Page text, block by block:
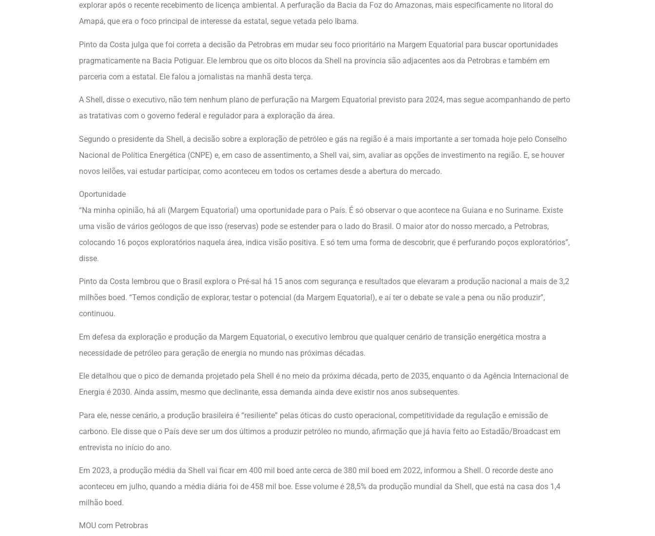
explorar após o recente recebimento de licença ambiental. A perfuração da Bacia da Foz do Amazonas, mais especificamente no litoral do
Amapá, que era o foco principal de interesse da estatal, segue vetada pelo Ibama.
Pinto da Costa julga que foi correta a decisão da Petrobras em mudar seu foco prioritário na Margem Equatorial para buscar oportunidades
pragmaticamente na Bacia Potiguar. Ele lembrou que os oito blocos da Shell na província são adjacentes aos da Petrobras e também em
parceria com a estatal. Ele falou a jornalistas na manhã desta terça.
A Shell, disse o executivo, não tem nenhum plano de perfuração na Margem Equatorial previsto para 2024, mas segue acompanhando de perto
as tratativas com o governo federal e regulador para a exploração da área.
Segundo o presidente da Shell, a decisão sobre a exploração de petróleo e gás na região é a mais importante a ser tomada hoje pelo Conselho
Nacional de Política Energética (CNPE) e, em caso de assentimento, a Shell vai, sim, avaliar as opções de investimento na região. E, se houver
novos leilões, vai estudar participar, como aconteceu em todos os certames desde a abertura do mercado.
Oportunidade
“Na minha opinião, há ali (Margem Equatorial) uma oportunidade para o País. É só observar o que acontece na Guiana e no Suriname. Existe
uma visão de vários geólogos de que isso (reservas) pode se estender para o lado do Brasil. O maior ator do nosso mercado, a Petrobras,
colocando 16 poços exploratórios naquela área, indica visão positiva. E só tem uma forma de descobrir, que é perfurando poços exploratórios”,
disse.
Pinto da Costa lembrou que o Brasil explora o Pré-sal há 15 anos com segurança e resultados que elevaram a produção nacional a mais de 3,2
milhões boed. “Temos condição de explorar, testar o potencial (da Margem Equatorial), e aí ter o debate se vale a pena ou não produzir”,
continuou.
Em defesa da exploração e produção da Margem Equatorial, o executivo lembrou que qualquer cenário de transição energética mostra a
necessidade de petróleo para geração de energia no mundo nas próximas décadas.
Ele detalhou que o pico de demanda projetado pela Shell é no meio da próxima década, perto de 2035, enquanto o da Agência Internacional de
Energia é 2030. Ainda assim, mesmo que declinante, essa demanda ainda deve existir nos anos subsequentes.
Para ele, nesse cenário, a produção brasileira é “resiliente” pelas óticas do custo operacional, competitividade da regulação e emissão de
carbono. Ele disse que o País deve ser um dos últimos a produzir petróleo no mundo, afirmação que já havia feito ao Estadão/Broadcast em
entrevista no início do ano.
Em 2023, a produção média da Shell vai ficar em 400 mil boed ante cerca de 380 mil boed em 2022, informou a Shell. O recorde deste ano
aconteceu em julho, quando a média diária foi de 458 mil boe. Esse volume é 28,5% da produção mundial da Shell, que está na casa dos 1,4
milhão boed.
MOU com Petrobras